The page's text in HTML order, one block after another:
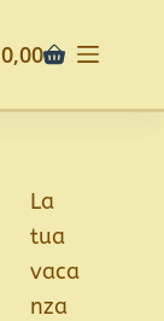
0,00
La
tua
vaca
nza